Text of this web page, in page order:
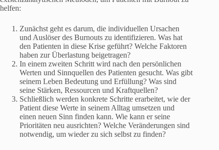
helfen:
Zunächst geht es darum, die individuellen Ursachen
und Auslöser des Burnouts zu identifizieren. Was hat
den Patienten in diese Krise geführt? Welche Faktoren
haben zur Überlastung beigetragen?
In einem zweiten Schritt wird nach den persönlichen
Werten und Sinnquellen des Patienten gesucht. Was gibt
seinem Leben Bedeutung und Erfüllung? Was sind
seine Stärken, Ressourcen und Kraftquellen?
Schließlich werden konkrete Schritte erarbeitet, wie der
Patient diese Werte in seinem Alltag umsetzen und
einen neuen Sinn finden kann. Wie kann er seine
Prioritäten neu ausrichten? Welche Veränderungen sind
notwendig, um wieder zu sich selbst zu finden?